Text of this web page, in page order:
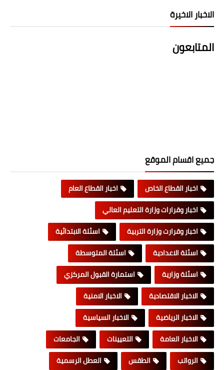
الاخبار الاخيرة
المتابعون
جميع اقسام الموقع
اخبار القطاع الخاص
اخبار القطاع العام
اخبار وقرارات وزارة التعليم العالي
اخبار وقرارت وزارة التربية
اسئلة الابتدائية
اسئلة الاعدادية
اسئلة المتوسطة
اسئلة وزارية
استمارة القبول المركزي
الاخبار الاقتصادية
الاخبار الامنية
الاخبار الرياضية
الاخبار السياسية
الاخبار العامة
التعيينات
الجامعات
الرواتب
الطقس
العطل الرسمية